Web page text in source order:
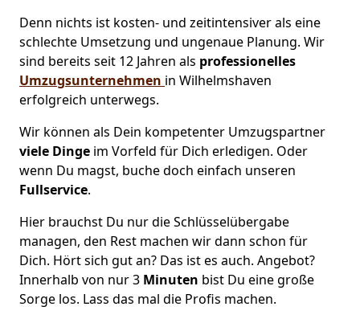
Denn nichts ist kosten- und zeitintensiver als eine
schlechte Umsetzung und ungenaue Planung. Wir
sind bereits seit 12 Jahren als professionelles
Umzugsunternehmen in Wilhelmshaven
erfolgreich unterwegs.
Wir können als Dein kompetenter Umzugspartner
viele Dinge im Vorfeld für Dich erledigen. Oder
wenn Du magst, buche doch einfach unseren
Fullservice.
Hier brauchst Du nur die Schlüsselübergabe
managen, den Rest machen wir dann schon für
Dich. Hört sich gut an? Das ist es auch. Angebot?
Innerhalb von nur 3 Minuten bist Du eine große
Sorge los. Lass das mal die Profis machen.